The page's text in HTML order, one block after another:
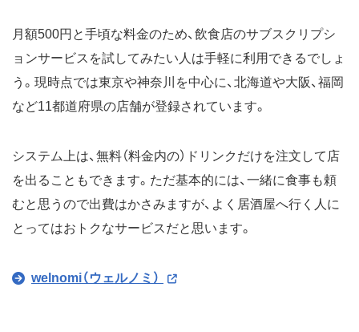
月額500円と手頃な料金のため、飲食店のサブスクリプシ
ョンサービスを試してみたい人は手軽に利用できるでしょ
う。現時点では東京や神奈川を中心に、北海道や大阪、福岡
など11都道府県の店舗が登録されています。
システム上は、無料（料金内の）ドリンクだけを注文して店
を出ることもできます。ただ基本的には、一緒に食事も頼
むと思うので出費はかさみますが、よく居酒屋へ行く人に
とってはおトクなサービスだと思います。
welnomi（ウェルノミ）